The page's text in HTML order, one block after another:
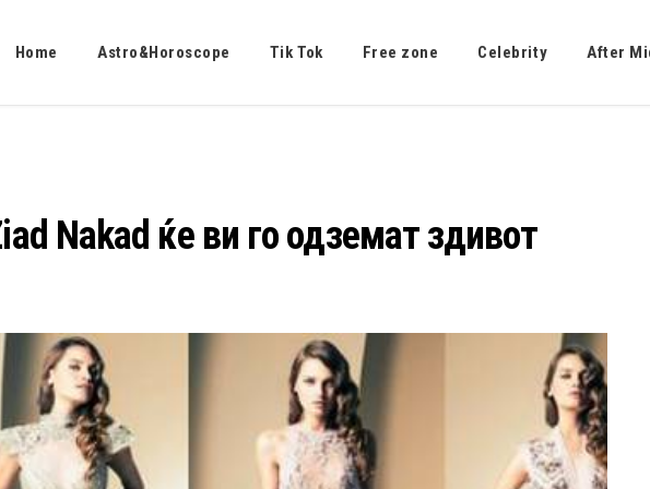
Home Astro&Horoscope Tik Tok Free zone Celebrity After
Nakad ќе ви го одземат здивот